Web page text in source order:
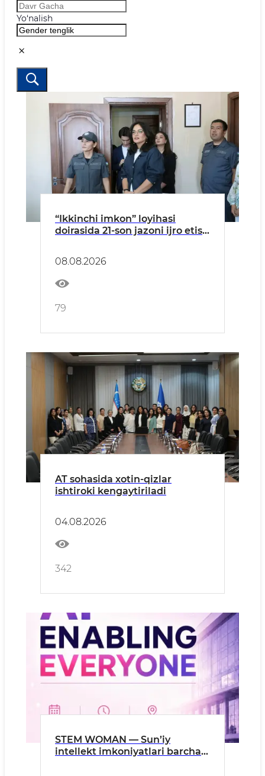
Yo‘nalish
“Ikkinchi imkon” loyihasi
doirasida 21-son jazoni ijro etish
08.08.2026
79
AT sohasida xotin-qizlar
ishtiroki kengaytiriladi
04.08.2026
342
STEM WOMAN — Sun’iy
intellekt imkoniyatlari barcha